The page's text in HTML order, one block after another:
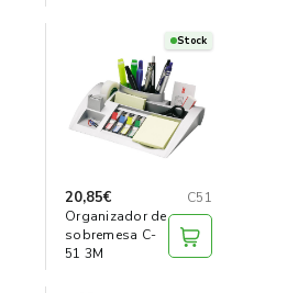
Stock
20,85€
C51
Organizador de
sobremesa C-
51 3M